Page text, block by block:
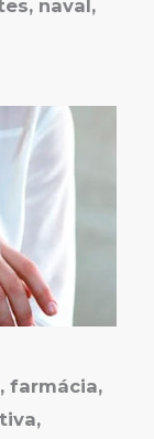
naval,
farmácia,